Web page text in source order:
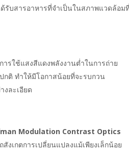
รับสารอาหารที่จำเป็นในสภาพแวดล้อม
ารใช้แสงสีแดงพลังงานต่ำในการถ่าย
ติ ทำให้มีโอกาสน้อยที่จะรบกวน
ละเอียด
Modulation Contrast Optics
เกตการเปลี่ยนแปลงแม้เพียงเล็กน้อย